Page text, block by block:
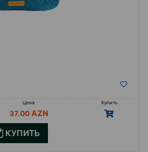
Цена
Купить
37.00
КУПИТЬ